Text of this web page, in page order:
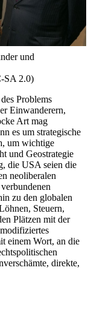
und
SA 2.0)
Problems
Einwanderern,
Art mag
es um strategische
um wichtige
und Geostrategie
die USA seien die
neoliberalen
zu den globalen
Steuern,
Plätzen mit der
einem Wort, an die
direkte,